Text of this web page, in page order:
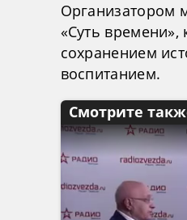
Организатором
«Суть времени»,
сохранением
воспитанием.
Смотрите